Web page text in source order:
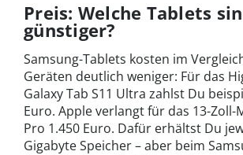
Preis: Welche Tablets
günstiger?
Samsung-Tablets kosten im
Geräten deutlich weniger: Für das
Galaxy Tab S11 Ultra zahlst Du
Euro. Apple verlangt für das 13-Zoll-
Pro 1.450 Euro. Dafür erhältst Du
Gigabyte Speicher – aber beim